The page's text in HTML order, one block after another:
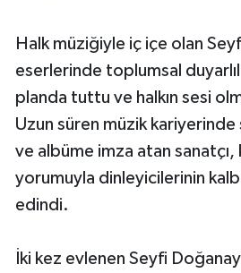
Halk müziğiyle iç içe olan
eserlerinde toplumsal
planda tuttu ve halkın sesi
Uzun süren müzik kariyerinde
ve albüme imza atan sanatçı,
yorumuyla dinleyicilerinin
edindi.
İki kez evlenen Seyfi